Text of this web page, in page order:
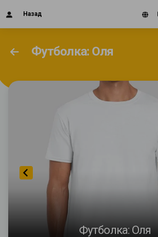
Назад
Футболка: Оля
Футболка: Оля